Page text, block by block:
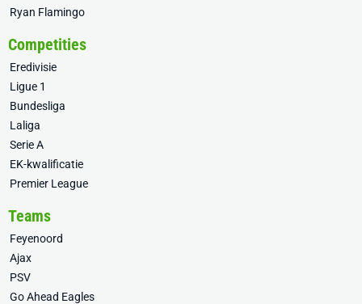
Ryan Flamingo
Competities
Eredivisie
Ligue 1
Bundesliga
Laliga
Serie A
EK-kwalificatie
Premier League
Teams
Feyenoord
Ajax
PSV
Go Ahead Eagles